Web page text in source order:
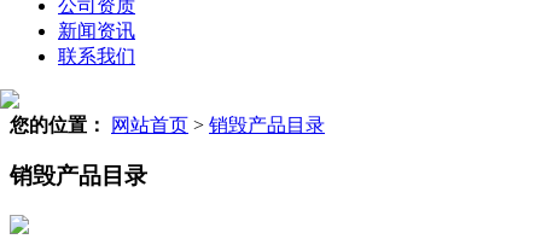
公司资质
新闻资讯
联系我们
您的位置： 网站首页 > 销毁产品目录
销毁产品目录